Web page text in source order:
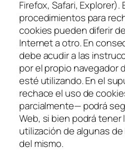
Firefox, Safari,
procedimientos para
cookies pueden diferir
Internet a otro. En
debe acudir a las
por el propio navegador
esté utilizando. En el
rechace el uso de
parcialmente— podrá
Web, si bien podrá tener
utilización de algunas
del mismo.